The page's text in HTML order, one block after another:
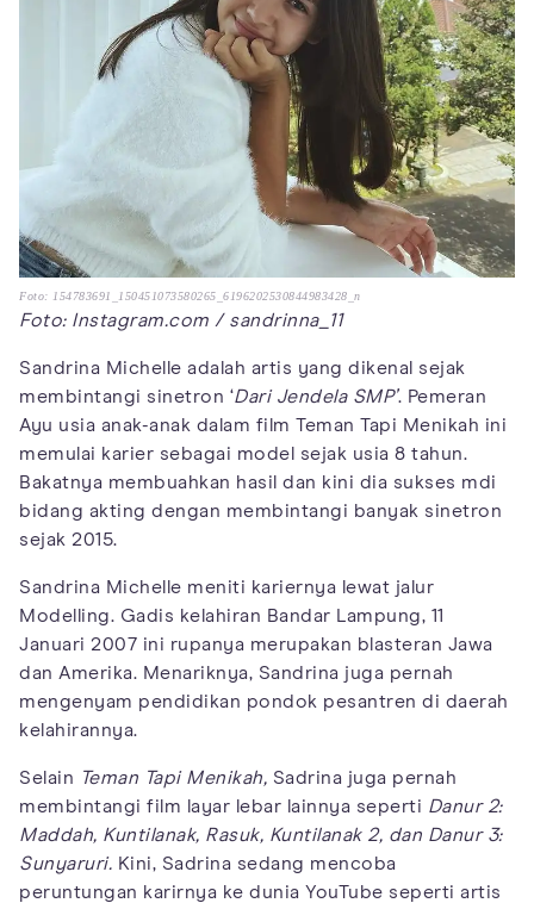
Foto: 154783691_150451073580265_6196202530844983428_n
Foto: Instagram.com / sandrinna_11
Sandrina Michelle adalah artis yang dikenal sejak
membintangi sinetron ‘Dari Jendela SMP’. Pemeran
Ayu usia anak-anak dalam film Teman Tapi Menikah ini
memulai karier sebagai model sejak usia 8 tahun.
Bakatnya membuahkan hasil dan kini dia sukses mdi
bidang akting dengan membintangi banyak sinetron
sejak 2015.
Sandrina Michelle meniti kariernya lewat jalur
Modelling. Gadis kelahiran Bandar Lampung, 11
Januari 2007 ini rupanya merupakan blasteran Jawa
dan Amerika. Menariknya, Sandrina juga pernah
mengenyam pendidikan pondok pesantren di daerah
kelahirannya.
Selain Teman Tapi Menikah, Sadrina juga pernah
membintangi film layar lebar lainnya seperti Danur 2:
Maddah, Kuntilanak, Rasuk, Kuntilanak 2, dan Danur 3:
Sunyaruri. Kini, Sadrina sedang mencoba
peruntungan karirnya ke dunia YouTube seperti artis